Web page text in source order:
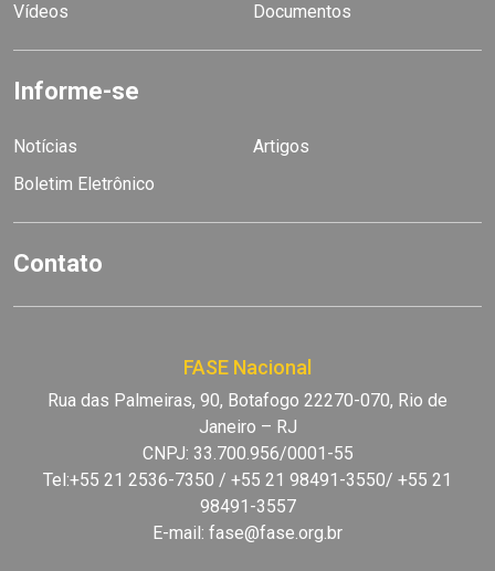
Vídeos
Documentos
Informe-se
Notícias
Artigos
Boletim Eletrônico
Contato
FASE Nacional
Rua das Palmeiras, 90, Botafogo 22270-070, Rio de
Janeiro – RJ
CNPJ: 33.700.956/0001-55
Tel:+55 21 2536-7350 / +55 21 98491-3550/ +55 21
98491-3557
E-mail: fase@fase.org.br